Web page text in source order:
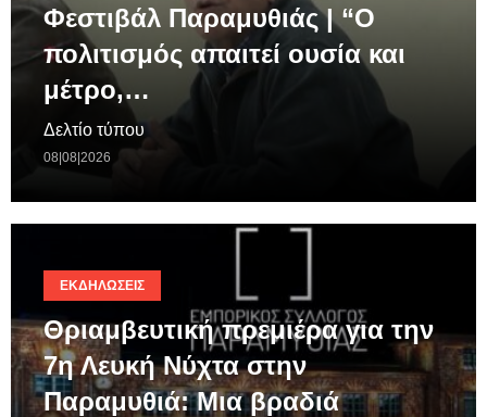
Φεστιβάλ Παραμυθιάς | “Ο
πολιτισμός απαιτεί ουσία και
μέτρο,…
Δελτίο τύπου
08|08|2026
ΕΚΔΗΛΏΣΕΙΣ
Θριαμβευτική πρεμιέρα για την
7η Λευκή Νύχτα στην
Παραμυθιά: Μια βραδιά